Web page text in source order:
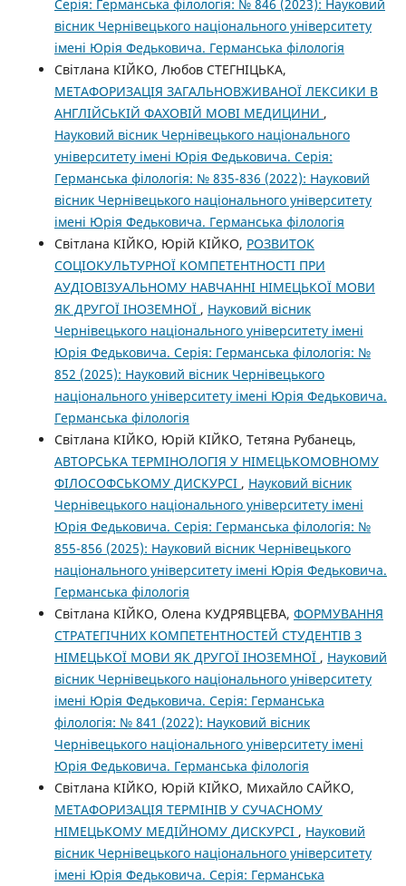
Серія: Германська філологія: № 846 (2023): Науковий
вісник Чернівецького національного університету
імені Юрія Федьковича. Германська філологія
Світлана КІЙКО, Любов СТЕГНІЦЬКА,
МЕТАФОРИЗАЦІЯ ЗАГАЛЬНОВЖИВАНОЇ ЛЕКСИКИ В
АНГЛІЙСЬКІЙ ФАХОВІЙ МОВІ МЕДИЦИНИ ,
Науковий вісник Чернівецького національного
університету імені Юрія Федьковича. Серія:
Германська філологія: № 835-836 (2022): Науковий
вісник Чернівецького національного університету
імені Юрія Федьковича. Германська філологія
Світлана КІЙКО, Юрій КІЙКО, РОЗВИТОК
СОЦІОКУЛЬТУРНОЇ КОМПЕТЕНТНОСТІ ПРИ
АУДІОВІЗУАЛЬНОМУ НАВЧАННІ НІМЕЦЬКОЇ МОВИ
ЯК ДРУГОЇ ІНОЗЕМНОЇ , Науковий вісник
Чернівецького національного університету імені
Юрія Федьковича. Серія: Германська філологія: №
852 (2025): Науковий вісник Чернівецького
національного університету імені Юрія Федьковича.
Германська філологія
Світлана КІЙКО, Юрій КІЙКО, Тетяна Рубанець,
АВТОРСЬКА ТЕРМІНОЛОГІЯ У НІМЕЦЬКОМОВНОМУ
ФІЛОСОФСЬКОМУ ДИСКУРСІ , Науковий вісник
Чернівецького національного університету імені
Юрія Федьковича. Серія: Германська філологія: №
855-856 (2025): Науковий вісник Чернівецького
національного університету імені Юрія Федьковича.
Германська філологія
Світлана КІЙКО, Олена КУДРЯВЦЕВА, ФОРМУВАННЯ
СТРАТЕГІЧНИХ КОМПЕТЕНТНОСТЕЙ СТУДЕНТІВ З
НІМЕЦЬКОЇ МОВИ ЯК ДРУГОЇ ІНОЗЕМНОЇ , Науковий
вісник Чернівецького національного університету
імені Юрія Федьковича. Серія: Германська
філологія: № 841 (2022): Науковий вісник
Чернівецького національного університету імені
Юрія Федьковича. Германська філологія
Світлана КІЙКО, Юрій КІЙКО, Михайло САЙКО,
МЕТАФОРИЗАЦІЯ ТЕРМІНІВ У СУЧАСНОМУ
НІМЕЦЬКОМУ МЕДІЙНОМУ ДИСКУРСІ , Науковий
вісник Чернівецького національного університету
імені Юрія Федьковича. Серія: Германська